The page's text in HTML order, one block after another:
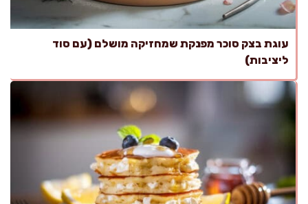
עוגת בצק סוכר מפנקת שמחזיקה מושלם (עם סוד
ליציבות)